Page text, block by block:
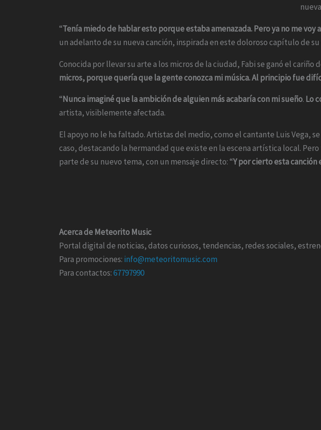
“Tenía miedo de hablar esto porque estaba amenazada. Pero ya no me voy
un adelanto de su nueva canción, inspirada en este doloroso capítulo de su
Conocida por llevar su arte a los micros de la ciudad, Fabi se ganó el
micros, porque quería que la gente conozca mi música. Al principio fue
“Nunca imaginé que la ambición de alguien más acabaría con mi sueño. Lo
artista, visiblemente afectada.
El apoyo no le ha faltado. Artistas del medio, como el cantante Luis Vega,
caso, destacando la hermandad que existe en la escena artística local.
parte de su nuevo tema, con un mensaje directo: “Y por cierto esta
Acerca de Meteorito Music
Portal digital de noticias, datos curiosos, tendencias, redes sociales,
Para promociones: info@meteoritomusic.com
Para contactos:67797990